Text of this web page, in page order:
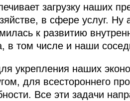
загрузку наших
в сфере услуг.
к развитию
в том числе и наши
укрепления наших
для всестороннего
Все эти задачи